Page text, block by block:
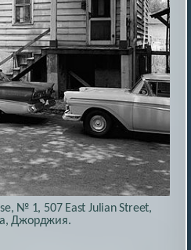
№ 1, 507 East Julian Street,
Джорджия.